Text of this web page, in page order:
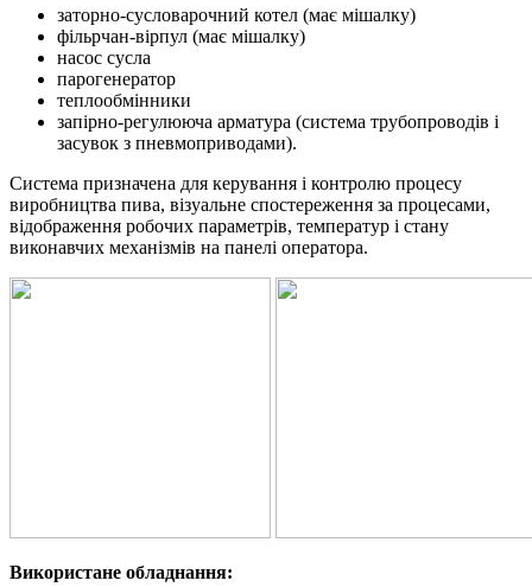
заторно-сусловарочний котел (має мішалку)
фільрчан-вірпул (має мішалку)
насос сусла
парогенератор
теплообмінники
запірно-регулююча арматура (система трубопроводів і
засувок з пневмоприводами).
Система призначена для керування і контролю процесу
виробництва пива, візуальне спостереження за процесами,
відображення робочих параметрів, температур і стану
виконавчих механізмів на панелі оператора.
Використане обладнання: